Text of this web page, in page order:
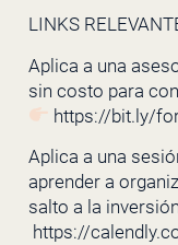
LINKS
Aplica a una
sin costo para
https://bit.ly/
Aplica a una
aprender a
salto a la
https://